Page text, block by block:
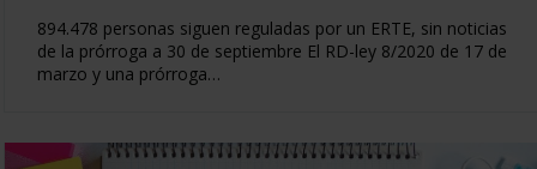
894.478 personas siguen reguladas por un ERTE, sin noticias
de la prórroga a 30 de septiembre El RD-ley 8/2020 de 17 de
marzo y una prórroga…